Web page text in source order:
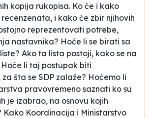
kopija rukopisa. Ko će i kako
i kako će zbir njihovih
reprezentovati potrebe,
nastavnika? Hoće li se birati sa
Ako ta lista postoji, kako se na
li taj postupak biti
šta se SDP zalaže? Hoćemo li
pravovremeno saznati ko su
je izabrao, na osnovu kojih
Kako Koordinacija i Ministarstvo